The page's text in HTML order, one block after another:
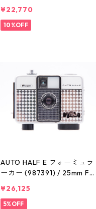
¥22,770
10%OFF
AUTO HALF E フォーミュラ
ーカー (987391) / 25mm F
¥26,125
5%OFF